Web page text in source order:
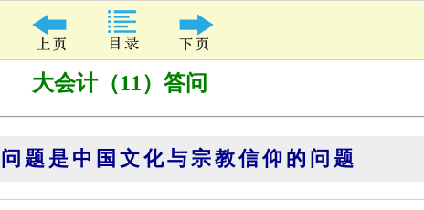
大会计（11）答问
题是中国文化与宗教信仰的问题